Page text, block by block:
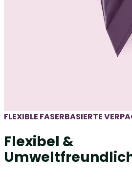
FLEXIBLE FASERBASIERTE
Flexibel &